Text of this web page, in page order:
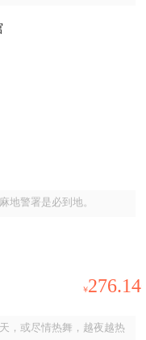
地警署是必到地。
￥
，或尽情热舞，越夜越热